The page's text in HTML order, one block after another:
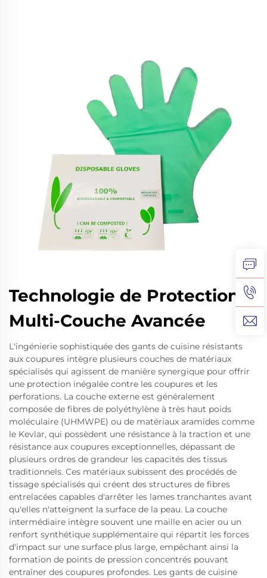
Technologie de Protection
Multi-Couche Avancée
L'ingénierie sophistiquée des gants de cuisine résistants
aux coupures intègre plusieurs couches de matériaux
spécialisés qui agissent de manière synergique pour offrir
une protection inégalée contre les coupures et les
perforations. La couche externe est généralement
composée de fibres de polyéthylène à très haut poids
moléculaire (UHMWPE) ou de matériaux aramides comme
le Kevlar, qui possèdent une résistance à la traction et une
résistance aux coupures exceptionnelles, dépassant de
plusieurs ordres de grandeur les capacités des tissus
traditionnels. Ces matériaux subissent des procédés de
tissage spécialisés qui créent des structures de fibres
entrelacées capables d'arrêter les lames tranchantes avant
qu'elles n'atteignent la surface de la peau. La couche
intermédiaire intègre souvent une maille en acier ou un
renfort synthétique supplémentaire qui répartit les forces
d'impact sur une surface plus large, empêchant ainsi la
formation de points de pression concentrés pouvant
entraîner des coupures profondes. Les gants de cuisine